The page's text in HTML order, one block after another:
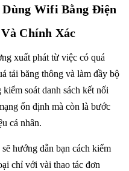
Wifi Bằng Điện
Chính Xác
xuất phát từ việc có quá
tải băng thông và làm đầy bộ
soát danh sách kết nối
ổn định mà còn là bước
cá nhân.
sẽ hướng dẫn bạn cách kiểm
chỉ với vài thao tác đơn